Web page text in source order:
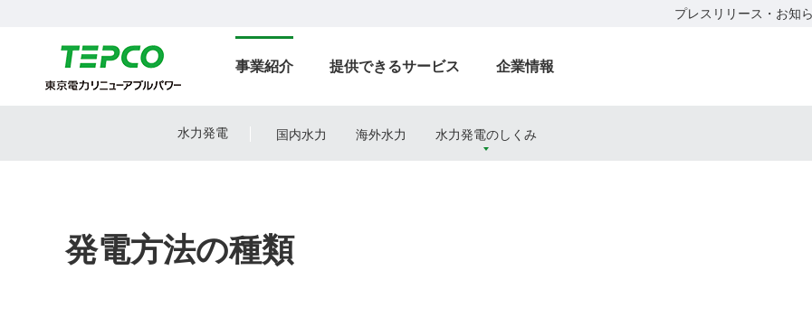
プレスリリース・お知
事業紹介 提供できるサービス 企業情報
水力発電 国内水力 海外水力 水力発電のしくみ
発電方法の種類